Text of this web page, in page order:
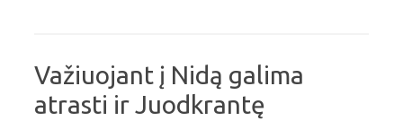
Važiuojant į Nidą galima
atrasti ir Juodkrantę